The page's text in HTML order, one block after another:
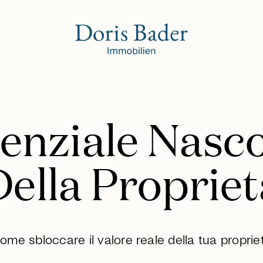
sbloccare il valore reale della tua